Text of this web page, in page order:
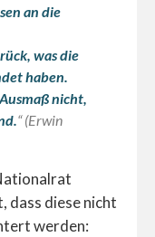
an die
was die
haben.
nicht,
“ (Erwin
dass diese nicht
werden: